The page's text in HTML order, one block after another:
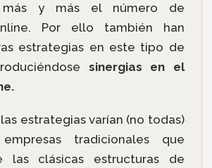
más y más el número de
Por ello también han
estrategias en este tipo de
sinergias en el
estrategias varían (no todas)
tradicionales que
las clásicas estructuras de